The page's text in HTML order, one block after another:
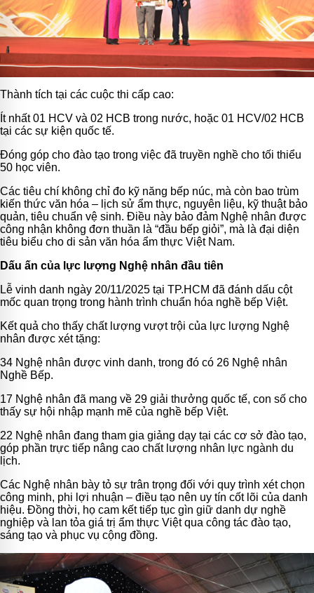
Thành tích tại các cuộc thi cấp cao:
Ít nhất 01 HCV và 02 HCB trong nước, hoặc 01 HCV/02 HCB
tại các sự kiện quốc tế.
Đóng góp cho đào tạo trong việc đã truyền nghề cho tối thiểu
50 học viên.
Các tiêu chí không chỉ đo kỹ năng bếp núc, mà còn bao trùm
kiến thức văn hóa – lịch sử ẩm thực, nguyên liệu, kỹ thuật bảo
quản, tiêu chuẩn vệ sinh. Điều này bảo đảm Nghệ nhân được
công nhận không đơn thuần là “đầu bếp giỏi”, mà là đại diện
tiêu biểu cho di sản văn hóa ẩm thực Việt Nam.
Dấu ấn của lực lượng Nghệ nhân đầu tiên
Lễ vinh danh ngày 20/11/2025 tại TP.HCM đã đánh dấu cột
mốc quan trọng trong hành trình chuẩn hóa nghề bếp Việt.
Kết quả cho thấy chất lượng vượt trội của lực lượng Nghệ
nhân được xét tặng:
34 Nghệ nhân được vinh danh, trong đó có 26 Nghệ nhân
Nghề Bếp.
17 Nghệ nhân đã mang về 29 giải thưởng quốc tế, con số cho
thấy sự hội nhập mạnh mẽ của nghề bếp Việt.
22 Nghệ nhân đang tham gia giảng dạy tại các cơ sở đào tạo,
góp phần trực tiếp nâng cao chất lượng nhân lực ngành du
lịch.
Các Nghệ nhân bày tỏ sự trân trọng đối với quy trình xét chọn
công minh, phi lợi nhuận – điều tạo nên uy tín cốt lõi của danh
hiệu. Đồng thời, họ cam kết tiếp tục gìn giữ danh dự nghề
nghiệp và lan tỏa giá trị ẩm thực Việt qua công tác đào tạo,
sáng tạo và phục vụ cộng đồng.